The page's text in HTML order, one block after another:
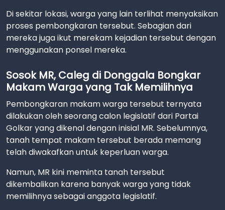
Di sekitar lokasi, warga yang lain terlihat menyaksikan
proses pembongkaran tersebut. Sebagian dari
mereka juga ikut merekam kejadian tersebut dengan
menggunakan ponsel mereka.
Sosok MR, Caleg di Donggala Bongkar
Makam Warga yang Tak Memilihnya
Pembongkaran makam warga tersebut ternyata
dilakukan oleh seorang calon legislatif dari Partai
Golkar yang dikenal dengan inisial MR. Sebelumnya,
tanah tempat makam tersebut berada memang
telah diwakafkan untuk keperluan warga.
Namun, MR kini meminta tanah tersebut
dikembalikan karena banyak warga yang tidak
memilihnya sebagai anggota legislatif.